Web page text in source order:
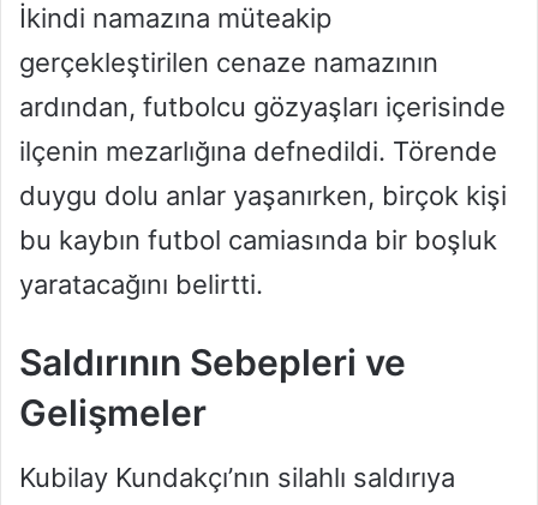
İkindi namazına müteakip
gerçekleştirilen cenaze namazının
ardından, futbolcu gözyaşları içerisinde
ilçenin mezarlığına defnedildi. Törende
duygu dolu anlar yaşanırken, birçok kişi
bu kaybın futbol camiasında bir boşluk
yaratacağını belirtti.
Saldırının Sebepleri ve
Gelişmeler
Kubilay Kundakçı’nın silahlı saldırıya